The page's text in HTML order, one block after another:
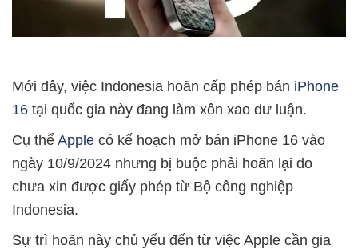
Mới đây, việc Indonesia hoãn cấp phép bán iPhone
16 tại quốc gia này đang làm xôn xao dư luận.
Cụ thể Apple có kế hoạch mở bán iPhone 16 vào
ngày 10/9/2024 nhưng bị buộc phải hoãn lại do
chưa xin được giấy phép từ Bộ công nghiệp
Indonesia.
Sự trì hoãn này chủ yếu đến từ việc Apple cần gia